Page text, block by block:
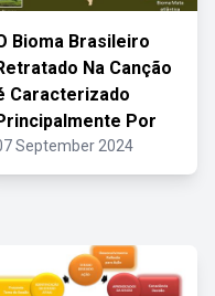
Bioma Brasileiro
Na Canção
Caracterizado
Por
September 2024